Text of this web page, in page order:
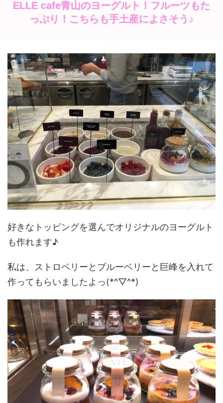
ELLE cafe青山のヨーグルト！フルーツもた
っぷり！こちらも手土産によさそう♪
好きなトッピングを選んでオリジナルのヨーグルト
も作れます♪
私は、ストロベリーとブルーベリーと巨峰を入れて
作ってもらいましたよっ(*^▽^*)